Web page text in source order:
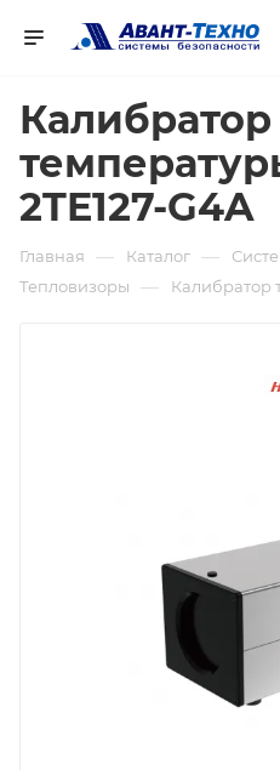
Калибратор
2TE127-G4A
Главная — Каталог —
Тепловизоры — Калибратор